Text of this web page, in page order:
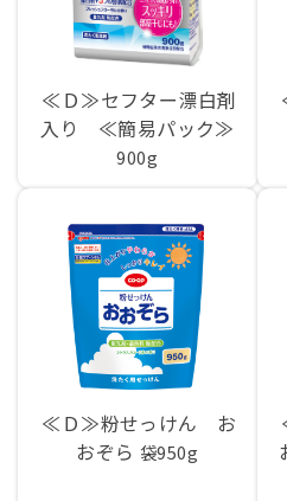
≪Ｄ≫セフター漂白剤
入り ≪簡易パック≫
900g
≪Ｄ≫粉せっけん お
おぞら 袋950g